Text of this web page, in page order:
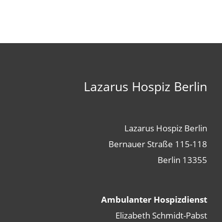
Lazarus Hospiz Berlin
Lazarus Hospiz Berlin
Bernauer Straße 115-118
13355 Berlin
Ambulanter Hospizdienst
Elizabeth Schmidt-Pabst